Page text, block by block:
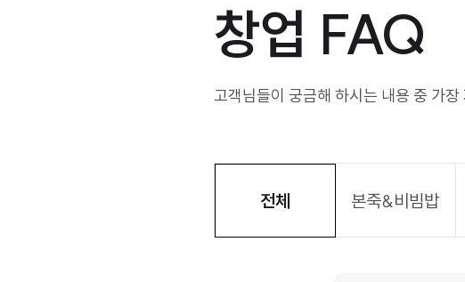
창업 FAQ
고객님들이 궁금해 하시는 내용 중 가
전체 본죽&비빔밥